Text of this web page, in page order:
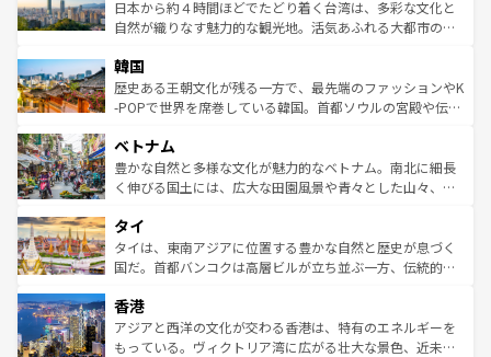
っている。訪れるたびに新しい発見と感動が待っているハ
はコンテンツ一覧
ク）、タスマニアの美しい原生林やケアンズの熱帯雨林な
ど、見どころがたくさん。また、カフェやワイン、オージ
いる。アクティビティも充実しており、サーフィンやダイ
ビング、ハイキングなど、アウトドア好きにはたまらな
い。オーストラリアの多彩な魅力を存分に味わいつくそ
参照してほしい。
日本から約４時間ほどでたどり着く台湾は、多彩な文化と
自然が織りなす魅力的な観光地。活気あふれる大都市の台
ン）、静ひつな山岳地帯である台湾東部など、都市の喧騒
と山間の静けさが共存しており、訪れる人に新しい発見と
驚きをもたらしてくれる。また、奥深い台湾の食文化も魅
容にもいいと評判のスイーツなど、バラエティ豊かな料理
が味わえる。 なお、新着の台湾情報は コンテンツ一覧を参
照してほしい。
韓国
歴史ある王朝文化が残る一方で、最先端のファッションやK
-POPで世界を席巻している韓国。首都ソウルの宮殿や伝統
き、地方に足を延ばせば四季折々の自然美を楽しむことが
できる。そして、キムチや焼肉、絶品のストリートフード
まで、さまざまな韓国料理が待っている。夜には、韓国な
リティに包まれながら、韓国の多彩な魅力を心ゆくまで味
わってみてほしい。 なお、新着の韓国情報はコンテンツ一
覧を参照してほしい。
ベトナム
豊かな自然と多様な文化が魅力的なベトナム。南北に細長
く伸びる国土には、広大な田園風景や青々とした山々、世
急速な発展と共に伝統が息づく。ハノイの古い町並みやホ
ーチミン市のフランス統治時代の建物も、独特の雰囲気を
醸し出している。また、バラエティの豊かさとおいしさで
とつ。フォーやバインミー、ベトナムコーヒーなどは、ぜ
ひ現地で味わいたい。どの地域を訪れてもあたたかい人々
が旅行者を迎えてくれるので、きっと忘れられない旅にな
タイ
タイは、東南アジアに位置する豊かな自然と歴史が息づく
国だ。首都バンコクは高層ビルが立ち並ぶ一方、伝統的な
の活気が交差している。北部ではチェンマイなどの山岳地
帯で自然と触れ合い、南部ではプーケットやクラビの美し
いビーチでリゾート気分を楽しむことができる。タイ料理
香港
アジアと西洋の文化が交わる香港は、特有のエネルギーを
もっている。ヴィクトリア湾に広がる壮大な景色、近未来